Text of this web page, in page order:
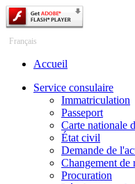
Français
Accueil
Service consulaire
Immatriculation
Passeport
Carte nationale
État civil
Demande de
Changement de
Procuration